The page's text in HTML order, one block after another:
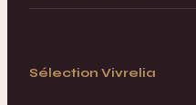
Sélection Vivrelia